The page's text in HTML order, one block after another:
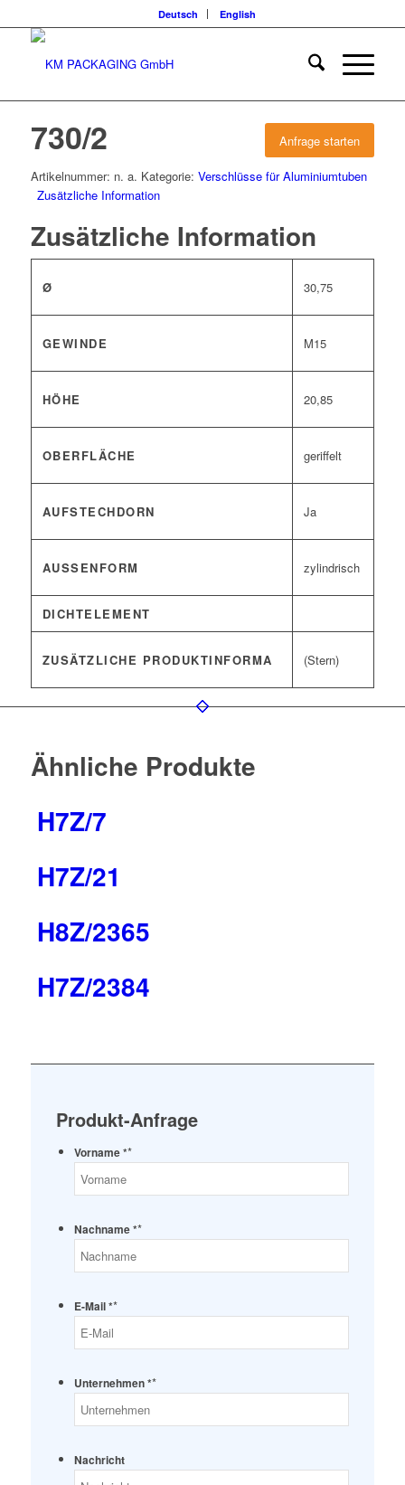
Deutsch English
Anfrage starten
730/2
Artikelnummer: n. a. Kategorie: Verschlüsse für Aluminiumtuben
Zusätzliche Information
Zusätzliche Information
Ø 30,75
GEWINDE M15
HÖHE 20,85
OBERFLÄCHE geriffelt
AUFSTECHDORN Ja
AUSSENFORM zylindrisch
DICHTELEMENT
ZUSÄTZLICHE PRODUKTINFORMA (Stern)
Ähnliche Produkte
H7Z/7
H7Z/21
H8Z/2365
H7Z/2384
Produkt-Anfrage
Vorname **
Nachname **
E-Mail **
Unternehmen **
Nachricht